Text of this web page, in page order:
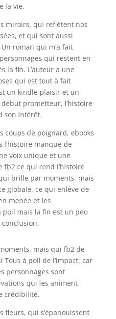
la vie.
miroirs, qui reflètent nos
et qui sont aussi
roman qui m’a fait
qui restent en
la fin. L’auteur a une
qui est tout à fait
un kindle plaisir et un
prometteur, l’histoire
son intérêt.
coups de poignard, ebooks
l’histoire manque de
voix unique et une
fb2 ce qui rend l’histoire
brille par moments, mais
globale, ce qui enlève de
menée et les
poil mais la fin est un peu
mais qui fb2 de
Tous à poil de l’impact, car
personnages sont
qui les animent
crédibilité.
fleurs, qui s’épanouissent